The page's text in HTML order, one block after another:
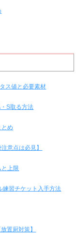
ス値と必要素材
S取る方法
め
意点は必見】
上限
練習チケット入手方法
置厨対策】